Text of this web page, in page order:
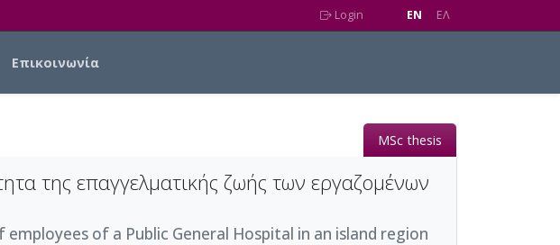
Login EN EΛ
Επικοινωνία
MSc thesis
της επαγγελματικής ζωής των εργαζομένων
of a Public General Hospital in an island region